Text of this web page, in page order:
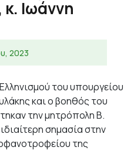
Ιωάννη
2023
του υπουργείου
και ο βοηθός του
την μητρόπολη Β.
σημασία στην
της